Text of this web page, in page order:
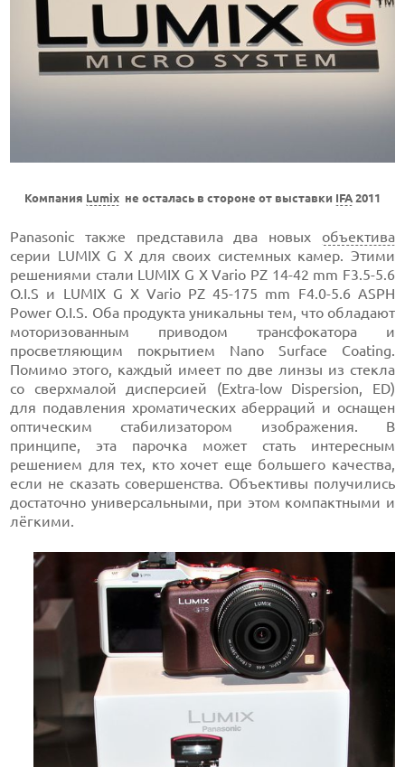
Компания Lumix не осталась в стороне от выставки IFA 2011
Panasonic также представила два новых объектива
серии LUMIX G X для своих системных камер. Этими
решениями стали LUMIX G X Vario PZ 14-42 mm F3.5-5.6
O.I.S и LUMIX G X Vario PZ 45-175 mm F4.0-5.6 ASPH
Power O.I.S. Оба продукта уникальны тем, что обладают
моторизованным приводом трансфокатора и
просветляющим покрытием Nano Surface Coating.
Помимо этого, каждый имеет по две линзы из стекла
со сверхмалой дисперсией (Extra-low Dispersion, ED)
для подавления хроматических аберраций и оснащен
оптическим стабилизатором изображения. В
принципе, эта парочка может стать интересным
решением для тех, кто хочет еще большего качества,
если не сказать совершенства. Объективы получились
достаточно универсальными, при этом компактными и
лёгкими.